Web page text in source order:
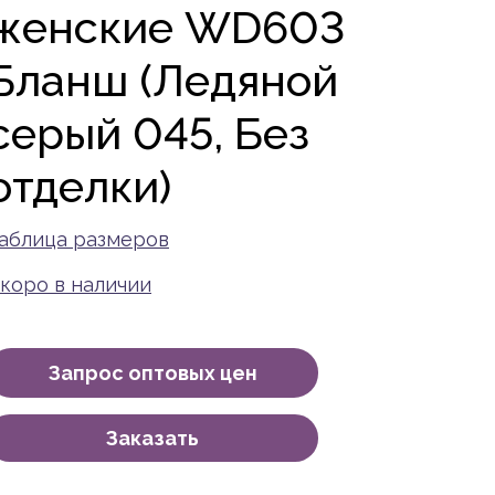
WD603
(Ледяной
045, Без
размеров
в наличии
Запрос оптовых цен
Заказать